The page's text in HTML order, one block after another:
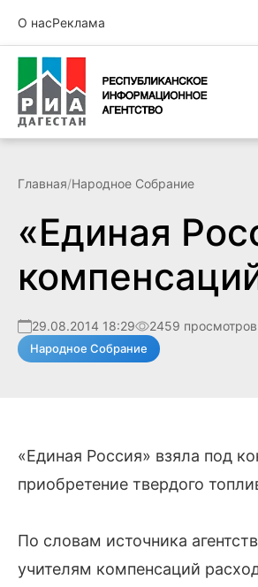
О насРеклама
Главная/Народное Собрание
«Единая
29.08.2014 18:29 2459 просмотров
Народное Собрание
«Единая Россия» взяла под
приобретение твердого
По словам источника
учителям компенсаций